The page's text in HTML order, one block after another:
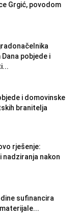
Grgić, povodom
pobjede i
i domovinske
branitelja
rješenje:
nakon
sufinancira